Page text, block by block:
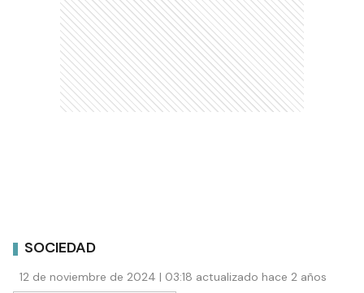
SOCIEDAD
12 de noviembre de 2024 | 03:18 actualizado hace 2 años